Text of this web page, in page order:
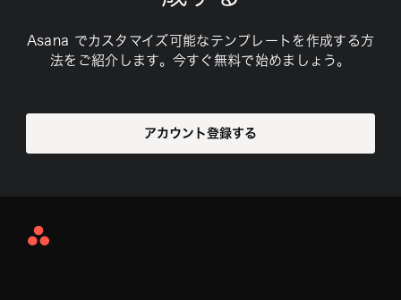
Asana でカスタマイズ可能なテンプレートを作成する方
法をご紹介します。今すぐ無料で始めましょう。
アカウント登録する
Asana